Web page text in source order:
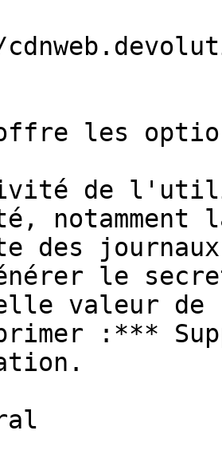
offre les
de
notamment
des
le
valeur
:***